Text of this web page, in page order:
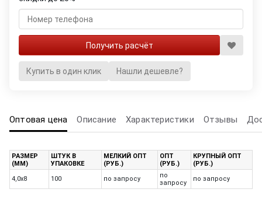
Купить в один клик Нашли дешевле?
Оптовая цена Описание Характеристики Отзывы
РАЗМЕР
(ММ)
ШТУК В
УПАКОВКЕ
МЕЛКИЙ ОПТ
(РУБ.)
ОПТ
(РУБ.)
КРУПНЫЙ ОПТ
(РУБ.)
4,0х8
100 по запросу
по
запросу
по запросу